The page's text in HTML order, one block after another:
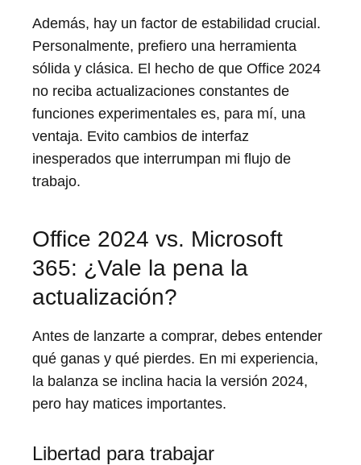
Además, hay un factor de estabilidad crucial.
Personalmente, prefiero una herramienta
sólida y clásica. El hecho de que Office 2024
no reciba actualizaciones constantes de
funciones experimentales es, para mí, una
ventaja. Evito cambios de interfaz
inesperados que interrumpan mi flujo de
trabajo.
Office 2024 vs. Microsoft
365: ¿Vale la pena la
actualización?
Antes de lanzarte a comprar, debes entender
qué ganas y qué pierdes. En mi experiencia,
la balanza se inclina hacia la versión 2024,
pero hay matices importantes.
Libertad para trabajar